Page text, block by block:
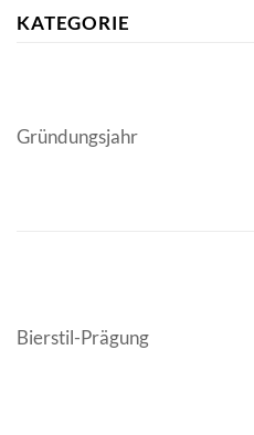
KATEGORIE
Gründungsjahr
Bierstil-Prägung